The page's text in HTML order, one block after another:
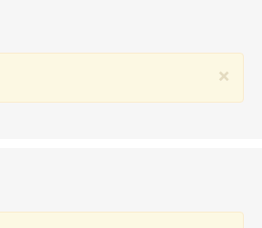
×